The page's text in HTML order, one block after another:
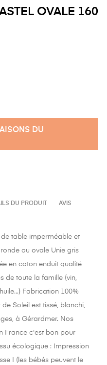
OVALE 160
DU
DU PRODUIT AVIS
table imperméable et
ou ovale Unie gris
en coton enduit qualité
de toute la famille (vin,
Fabrication 100%
Soleil est tissé, blanchi,
à Gérardmer. Nos
France c'est bon pour
écologique : Impression
I (les bébés peuvent le